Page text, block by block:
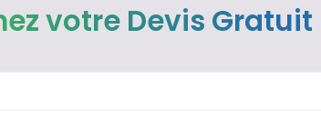
votre Devis Gratuit